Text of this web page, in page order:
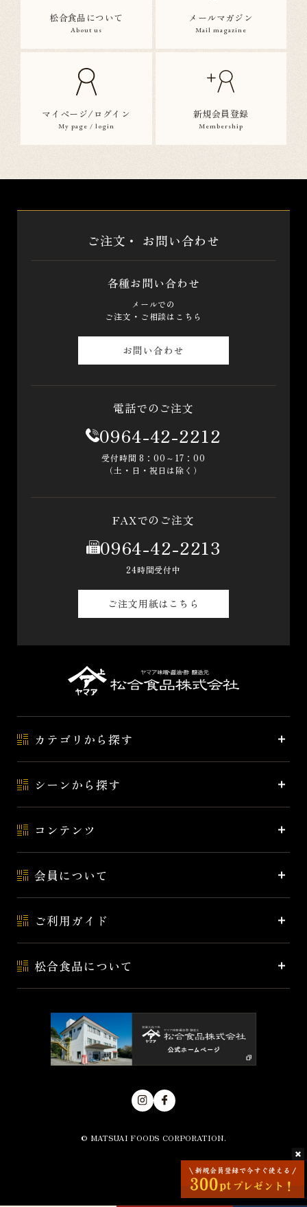
松合食品について
About us
メールマガジン
Mail magazine
マイページ/ログイン
My page / login
新規会員登録
Membership
ご注文・ お問い合わせ
各種お問い合わせ
メールでの
ご注文・ご相談はこちら
お問い合わせ
電話でのご注文
0964-42-2212
受付時間 8：00～17：00
（土・日・祝日は除く）
FAXでのご注文
0964-42-2213
24時間受付中
ご注文用紙はこちら
カテゴリから探す
シーンから探す
コンテンツ
会員について
ご利用ガイド
松合食品について
© MATSUAI FOODS CORPORATION.